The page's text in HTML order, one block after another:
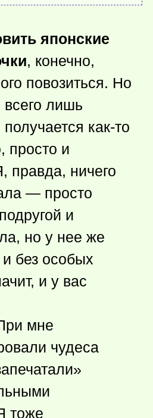
японские
, конечно,
повозиться. Но
лишь
как-то
просто и
правда, ничего
— просто
и
но у нее же
без особых
и у вас
мне
чудеса
тоже